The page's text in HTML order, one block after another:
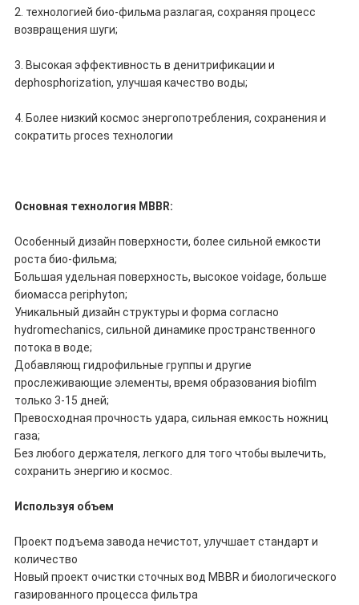
2. технологией био-фильма разлагая, сохраняя процесс
возвращения шуги;
3. Высокая эффективность в денитрификации и
dephosphorization, улучшая качество воды;
4. Более низкий космос энергопотребления, сохранения и
сократить proces технологии
Основная технология MBBR:
Особенный дизайн поверхности, более сильной емкости
роста био-фильма;
Большая удельная поверхность, высокое voidage, больше
биомасса periphyton;
Уникальный дизайн структуры и форма согласно
hydromechanics, сильной динамике пространственного
потока в воде;
Добавляющ гидрофильные группы и другие
прослеживающие элементы, время образования biofilm
только 3-15 дней;
Превосходная прочность удара, сильная емкость ножниц
газа;
Без любого держателя, легкого для того чтобы вылечить,
сохранить энергию и космос.
Используя объем
Проект подъема завода нечистот, улучшает стандарт и
количество
Новый проект очистки сточных вод MBBR и биологического
газированного процесса фильтра